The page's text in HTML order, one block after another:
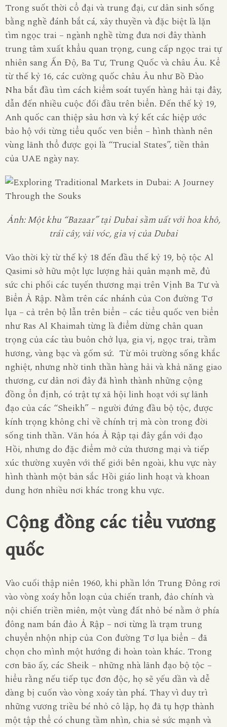
Trong suốt thời cổ đại và trung đại, cư dân sinh sống
bằng nghề đánh bắt cá, xây thuyền và đặc biệt là lặn
tìm ngọc trai – ngành nghề từng đưa nơi đây thành
trung tâm xuất khẩu quan trọng, cung cấp ngọc trai tự
nhiên sang Ấn Độ, Ba Tư, Trung Quốc và châu Âu. Kể
từ thế kỷ 16, các cường quốc châu Âu như Bồ Đào
Nha bắt đầu tìm cách kiểm soát tuyến hàng hải tại đây,
dẫn đến nhiều cuộc đối đầu trên biển. Đến thế kỷ 19,
Anh quốc can thiệp sâu hơn và ký kết các hiệp ước
bảo hộ với từng tiểu quốc ven biển – hình thành nên
vùng lãnh thổ được gọi là “Trucial States”, tiền thân
của UAE ngày nay.
Ảnh: Một khu “Bazaar” tại Dubai sầm uất với hoa khô,
trái cây, vải vóc, gia vị của Dubai
Vào thời kỳ từ thế kỷ 18 đến đầu thế kỷ 19, bộ tộc Al
Qasimi sở hữu một lực lượng hải quân mạnh mẽ, đủ
sức chi phối các tuyến thương mại trên Vịnh Ba Tư và
Biển Ả Rập. Nằm trên các nhánh của Con đường Tơ
lụa – cả trên bộ lẫn trên biển – các tiểu quốc ven biển
như Ras Al Khaimah từng là điểm dừng chân quan
trọng của các tàu buôn chở lụa, gia vị, ngọc trai, trầm
hương, vàng bạc và gốm sứ. Từ môi trường sống khắc
nghiệt, nhưng nhờ tinh thần hàng hải và khả năng giao
thương, cư dân nơi đây đã hình thành những cộng
đồng ổn định, có trật tự xã hội linh hoạt với sự lãnh
đạo của các “Sheikh” – người đứng đầu bộ tộc, được
kính trọng không chỉ về chính trị mà còn trong đời
sống tinh thần. Văn hóa Ả Rập tại đây gắn với đạo
Hồi, nhưng do đặc điểm mở cửa thương mại và tiếp
xúc thường xuyên với thế giới bên ngoài, khu vực này
hình thành một bản sắc Hồi giáo linh hoạt và khoan
dung hơn nhiều nơi khác trong khu vực.
Cộng đồng các tiểu vương
quốc
Vào cuối thập niên 1960, khi phần lớn Trung Đông rơi
vào vòng xoáy hỗn loạn của chiến tranh, đảo chính và
nội chiến triền miên, một vùng đất nhỏ bé nằm ở phía
đông nam bán đảo Ả Rập – nơi từng là trạm trung
chuyển nhộn nhịp của Con đường Tơ lụa biển – đã
chọn cho mình một hướng đi hoàn toàn khác. Trong
cơn bão ấy, các Sheik – những nhà lãnh đạo bộ tộc –
hiểu rằng nếu tiếp tục đơn độc, họ sẽ yếu dần và dễ
dàng bị cuốn vào vòng xoáy tàn phá. Thay vì duy trì
những vương triều bé nhỏ cô lập, họ đã tụ hợp thành
một tập thể có chung tầm nhìn, chia sẻ sức mạnh và